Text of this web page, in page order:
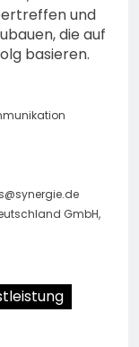
und
die auf
basieren.
GmbH,